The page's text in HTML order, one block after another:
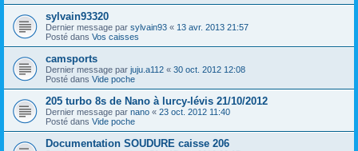
sylvain93320
Dernier message par sylvain93 « 13 avr. 2013 21:57
Posté dans Vos caisses
camsports
Dernier message par juju.a112 « 30 oct. 2012 12:08
Posté dans Vide poche
205 turbo 8s de Nano à lurcy-lévis 21/10/2012
Dernier message par nano « 23 oct. 2012 11:40
Posté dans Vide poche
Documentation SOUDURE caisse 206